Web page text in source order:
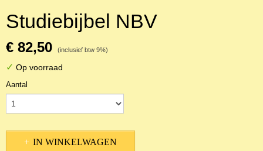
Studiebijbel NBV
€ 82,50 (inclusief btw 9%)
✓ Op voorraad
Aantal
IN WINKELWAGEN